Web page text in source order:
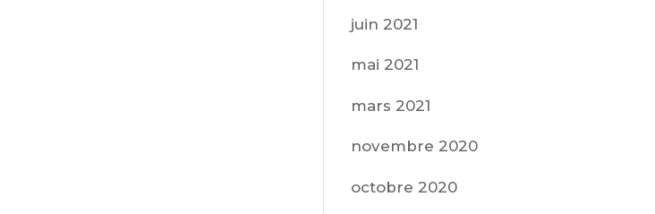
juin 2021
mai 2021
mars 2021
novembre 2020
octobre 2020